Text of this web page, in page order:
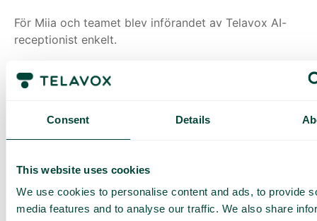
Consent Details
This website uses cookies
We use cookies to personalise content and ads, to provide
media features and to analyse our traffic. We also share
För Miia och teamet blev införandet av Telavox AI-
receptionist enkelt.
skickade in de behov jag såg och fick stöd hela
Dessutom är det enkelt för medarbetarna att göra
Hon beskriver samarbetet med Telavox team som
nära och lösningsorienterat: